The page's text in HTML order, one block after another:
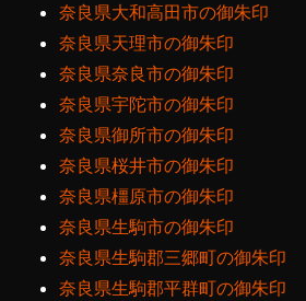
奈良県大和高田市の御朱印
奈良県天理市の御朱印
奈良県奈良市の御朱印
奈良県宇陀市の御朱印
奈良県御所市の御朱印
奈良県桜井市の御朱印
奈良県橿原市の御朱印
奈良県生駒市の御朱印
奈良県生駒郡三郷町の御朱印
奈良県生駒郡平群町の御朱印